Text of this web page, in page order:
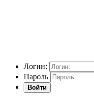
Логин:
Пароль
Войти